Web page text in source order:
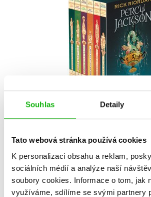
Souhlas Detaily
Tato webová stránka používá cookies
K personalizaci obsahu a reklam,
sociálních médií a analýze naší
soubory cookies. Informace o tom, jak
využíváme, sdílíme se svými partnery
komplet - box
Rick Riordan
Do košíku
2 390 Kč
1 912 Kč